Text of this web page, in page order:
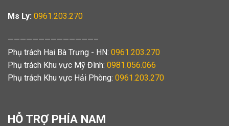
Ms Ly: 0961.203.270
——————————————–
Phụ trách Hai Bà Trưng - HN: 0961.203.270
Phụ trách Khu vực Mỹ Đình: 0981.056.066
Phụ trách Khu vực Hải Phòng: 0961.203.270
HỖ TRỢ PHÍA NAM